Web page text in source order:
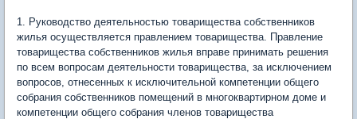
1. Руководство деятельностью товарищества собственников
жилья осуществляется правлением товарищества. Правление
товарищества собственников жилья вправе принимать решения
по всем вопросам деятельности товарищества, за исключением
вопросов, отнесенных к исключительной компетенции общего
собрания собственников помещений в многоквартирном доме и
компетенции общего собрания членов товарищества